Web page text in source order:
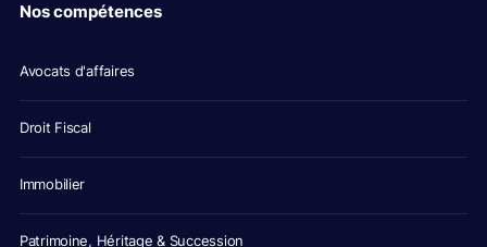
Nos compétences
Avocats d'affaires
Droit Fiscal
Immobilier
Patrimoine, Héritage & Succession